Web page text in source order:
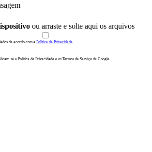
ou arraste e solte aqui os arquivos
de acordo com a Política de Privacidade
se a Política de Privacidade e os Termos de Serviço da Google.